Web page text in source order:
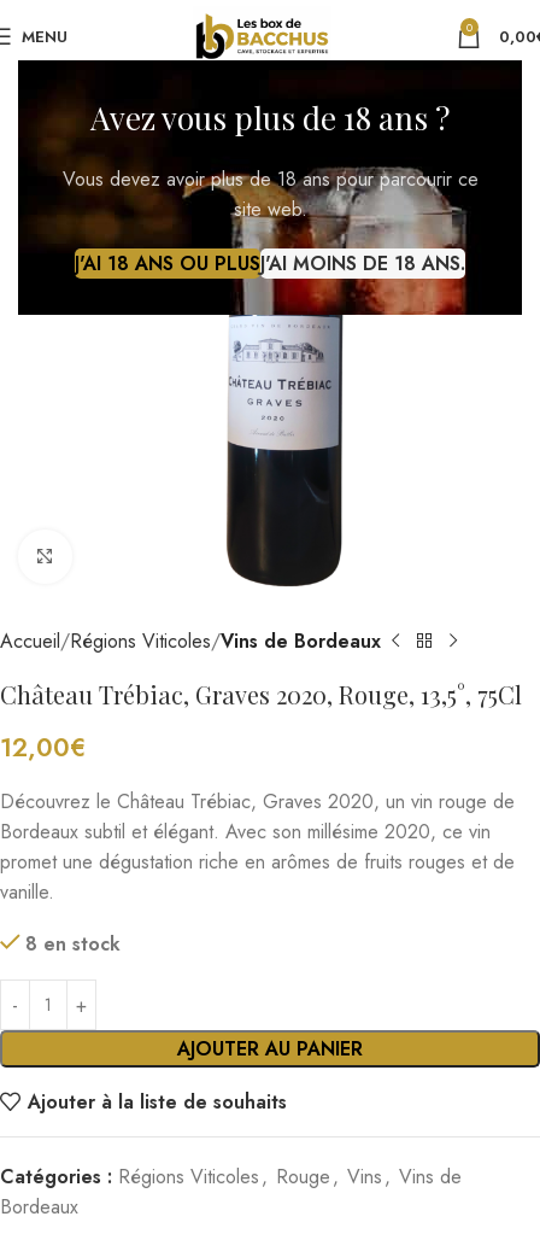
Avez vous plus de 18 ans ?
Vous devez avoir plus de 18 ans pour parcourir ce
site web.
J'AI 18 ANS OU PLUSJ'AI MOINS DE 18 ANS.
MENU 0 0,00
Cliquez pour agrandir
Accueil Régions Viticoles Vins de Bordeaux
Château Trébiac, Graves 2020, Rouge, 13,5°, 75Cl
12,00€
Découvrez le Château Trébiac, Graves 2020, un vin rouge de
Bordeaux subtil et élégant. Avec son millésime 2020, ce vin
promet une dégustation riche en arômes de fruits rouges et de
vanille.
8 en stock
AJOUTER AU PANIER
Ajouter à la liste de souhaits
Catégories : Régions Viticoles, Rouge, Vins, Vins de
Bordeaux